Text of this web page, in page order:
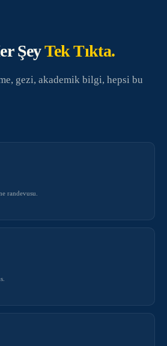
ŞeyTek Tıkta.
gezi, akademik bilgi, hepsi bu
randevusu.